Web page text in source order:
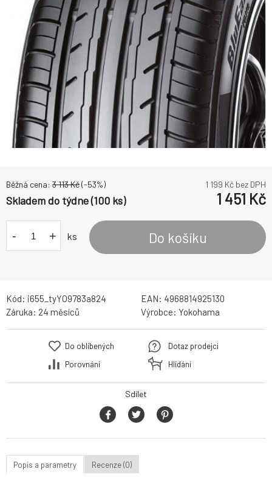
Běžná cena: 3 113Kč(-53%) 1 199 Kč bez DPH
Skladem do týdne (100 ks) 1 451 Kč
- + ks Do košíku
Kód: i655_tyYO9783a824 EAN: 4968814925130
Záruka: 24 měsíců Výrobce: Yokohama
Do oblíbených
Porovnání
Dotaz prodejci
Hlídání
Sdílet
Popis a parametry Recenze (0)